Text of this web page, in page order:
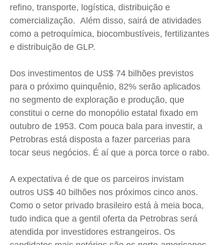
refino, transporte, logística, distribuição e
comercialização. Além disso, sairá de atividades
como a petroquímica, biocombustíveis, fertilizantes
e distribuição de GLP.
Dos investimentos de US$ 74 bilhões previstos
para o próximo quinquênio, 82% serão aplicados
no segmento de exploração e produção, que
constitui o cerne do monopólio estatal fixado em
outubro de 1953. Com pouca bala para investir, a
Petrobras está disposta a fazer parcerias para
tocar seus negócios. É aí que a porca torce o rabo.
A expectativa é de que os parceiros invistam
outros US$ 40 bilhões nos próximos cinco anos.
Como o setor privado brasileiro está à meia boca,
tudo indica que a gentil oferta da Petrobras será
atendida por investidores estrangeiros. Os